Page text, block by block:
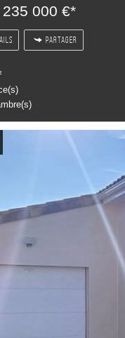
000 €*
PARTAGER